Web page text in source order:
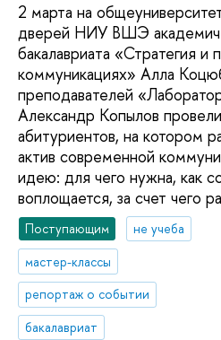
2 марта на
дверей НИУ ВШЭ
бакалавриата «Стратегия и
коммуникациях» Алла
преподавателей
Александр Копылов
абитуриентов, на котором
актив современной
идею: для чего нужна, как
воплощается, за счет чего
Поступающим
не учеба
мастер-классы
репортаж о событии
бакалавриат